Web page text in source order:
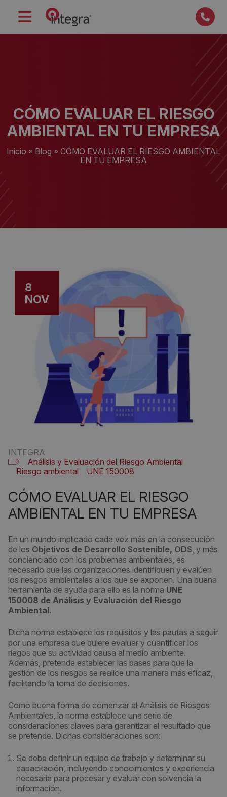
CÓMO EVALUAR EL RIESGO
AMBIENTAL EN TU EMPRESA
Inicio » Blog » CÓMO EVALUAR EL RIESGO AMBIENTAL
EN TU EMPRESA
8
NOV
INTEGRA
Análisis y Evaluación del Riesgo Ambiental
Riesgo ambiental
UNE 150008
CÓMO EVALUAR EL RIESGO
AMBIENTAL EN TU EMPRESA
En un mundo implicado cada vez más en la consecución
de los Objetivos de Desarrollo Sostenible, ODS, y más
concienciado con los problemas ambientales, es
necesario que las organizaciones identifiquen y evalúen
los riesgos ambientales a los que se exponen. Una buena
herramienta de ayuda para ello es la norma UNE
150008 de Análisis y Evaluación del Riesgo
Ambiental.
Dicha norma establece los requisitos y las pautas a seguir
por una empresa que quiere evaluar y cuantificar los
riegos que su actividad causa al medio ambiente.
Además, pretende establecer las bases para que la
gestión de los riesgos se realice una manera más eficaz,
facilitando la toma de decisiones.
Como buena forma de comenzar el Análisis de Riesgos
Ambientales, la norma establece una serie de
consideraciones claves para garantizar el resultado que
se pretende. Dichas consideraciones son:
Se debe definir un equipo de trabajo y determinar su
capacitación, incluyendo conocimientos y experiencia
necesaria para procesar y evaluar con solvencia la
información.